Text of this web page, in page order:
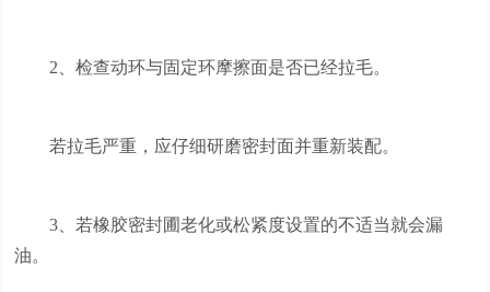
2、检查动环与固定环摩擦面是否已经拉毛。
若拉毛严重，应仔细研磨密封面并重新装配。
3、若橡胶密封圃老化或松紧度设置的不适当就会漏
油。